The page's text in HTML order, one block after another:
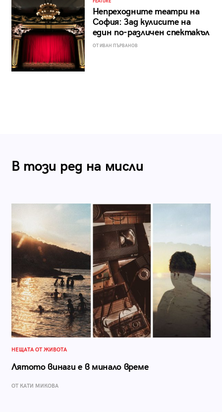
FEATURE
Непреходните театри на
София: Зад кулисите на
един по-различен спектакъл
ОТ ИВАН ПЪРВАНОВ
В този ред на мисли
НЕЩАТА ОТ ЖИВОТА
Лятото винаги е в минало време
ОТ КАТИ МИКОВА